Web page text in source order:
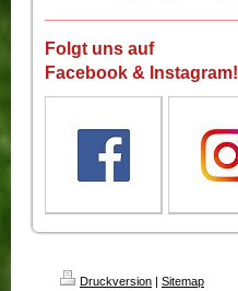
Folgt uns auf
Facebook & Instagram!
Druckversion | Sitemap